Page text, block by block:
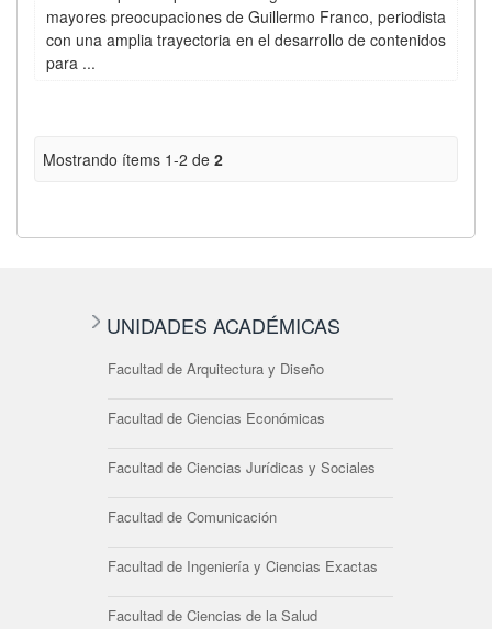
mayores preocupaciones de Guillermo Franco, periodista
con una amplia trayectoria en el desarrollo de contenidos
para ...
Mostrando ítems 1-2 de 2
UNIDADES ACADÉMICAS
Facultad de Arquitectura y Diseño
Facultad de Ciencias Económicas
Facultad de Ciencias Jurídicas y Sociales
Facultad de Comunicación
Facultad de Ingeniería y Ciencias Exactas
Facultad de Ciencias de la Salud